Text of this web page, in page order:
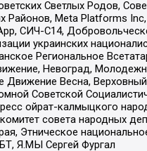
Светлых Родов,
Районов, Meta Platforms
СИЧ-С14,
украинских
Региональное
Невоград,
Движение Весна,
Советской
ойрат-калмыцкого
совета народных
Этническое
Я.МЫ Сергей Фургал